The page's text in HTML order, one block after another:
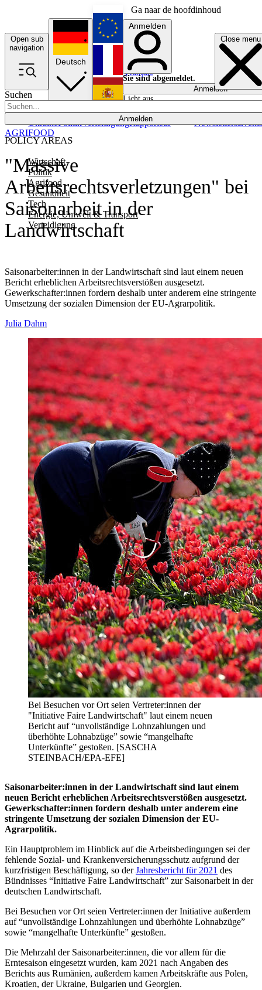
Ga naar de hoofdinhoud
Open sub
navigation
Close menu
Suchen
Anmelden
POLICY AREAS
Wirtschaft
Politik
Agrifood
Gesundheit
Tech
Energie, Umwelt & Transport
Verteidigung
UkrainePolitikVerteidigungRapporteur NewslettersEvents
Deutsch
English
Français
Anmelden
Sie sind abgemeldet.
Anmelden
Licht aus
"Massive
Arbeitsrechtsverletzungen" bei
Saisonarbeit in der
Landwirtschaft
Saisonarbeiter:innen in der Landwirtschaft sind laut einem neuen
Bericht erheblichen Arbeitsrechtsverstößen ausgesetzt.
Gewerkschafter:innen fordern deshalb unter anderem eine stringente
Umsetzung der sozialen Dimension der EU-Agrarpolitik.
AGRIFOOD
Julia Dahm
Bei Besuchen vor Ort seien Vertreter:innen der
"Initiative Faire Landwirtschaft" laut einem neuen
Bericht auf “unvollständige Lohnzahlungen und
überhöhte Lohnabzüge” sowie “mangelhafte
Unterkünfte” gestoßen. [SASCHA
STEINBACH/EPA-EFE]
Saisonarbeiter:innen in der Landwirtschaft sind laut einem
neuen Bericht erheblichen Arbeitsrechtsverstößen ausgesetzt.
Gewerkschafter:innen fordern deshalb unter anderem eine
stringente Umsetzung der sozialen Dimension der EU-
Agrarpolitik.
Ein Hauptproblem im Hinblick auf die Arbeitsbedingungen sei der
fehlende Sozial- und Krankenversicherungsschutz aufgrund der
kurzfristigen Beschäftigung, so derJahresbericht für 2021 des
Bündnisses “Initiative Faire Landwirtschaft” zur Saisonarbeit in der
deutschen Landwirtschaft.
Bei Besuchen vor Ort seien Vertreter:innen der Initiative außerdem
auf “unvollständige Lohnzahlungen und überhöhte Lohnabzüge”
sowie “mangelhafte Unterkünfte” gestoßen.
Die Mehrzahl der Saisonarbeiter:innen, die vor allem für die
Erntesaison eingesetzt wurden, kam 2021 nach Angaben des
Berichts aus Rumänien, außerdem kamen Arbeitskräfte aus Polen,
Kroatien, der Ukraine, Bulgarien und Georgien.